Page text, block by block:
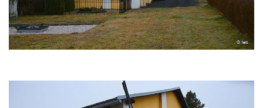
Kaple Panny Marie v Horním Třeboníně
Kaple mezi Dolním Třebonínem a Horním
Třebonínem
Márnice na hřbitově v Rybniště
Kaple u kostela svatého Jiljí v Lužci nad